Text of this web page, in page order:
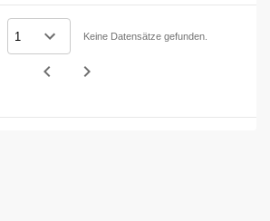
Keine Datensätze gefunden.
navigate_before navigate_next